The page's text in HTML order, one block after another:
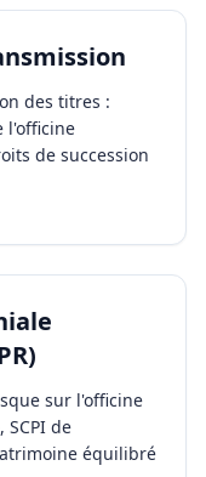
des titres :
l'officine
de succession
sur l'officine
de
équilibré